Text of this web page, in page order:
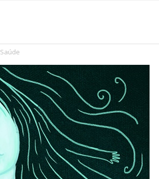
Saúde